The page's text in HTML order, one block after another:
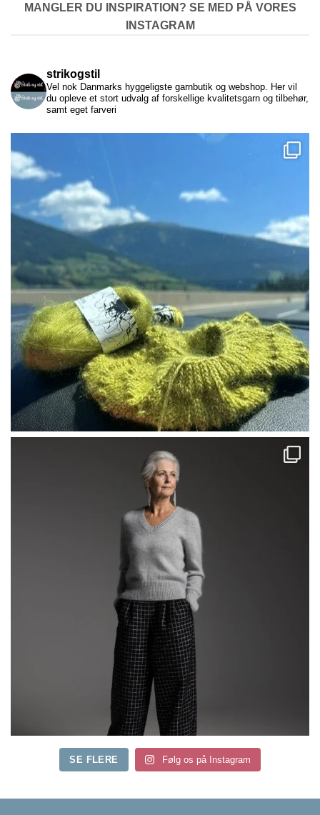
MANGLER DU INSPIRATION? SE MED PÅ VORES
INSTAGRAM
strikogstil
Vel nok Danmarks hyggeligste garnbutik og webshop. Her vil
du opleve et stort udvalg af forskellige kvalitetsgarn og tilbehør,
samt eget farveri
SE FLERE Følg os på Instagram